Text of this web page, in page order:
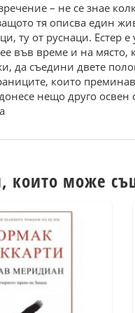
– не се знае
тя описва един
ту от руснаци.
във време и на място,
да съедини двете
които
нещо друго
които може